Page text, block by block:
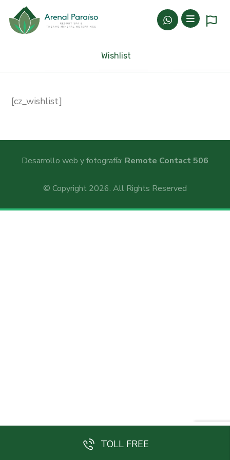
Wishlist
[cz_wishlist]
Desarrollo web y fotografía: Remote Contact 506
© Copyright 2026. All Rights Reserved
TOLL FREE